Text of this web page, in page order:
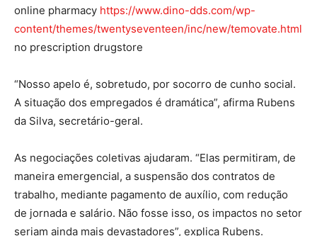
online pharmacy https://www.dino-dds.com/wp-
content/themes/twentyseventeen/inc/new/temovate.html
no prescription drugstore
“Nosso apelo é, sobretudo, por socorro de cunho social.
A situação dos empregados é dramática”, afirma Rubens
da Silva, secretário-geral.
As negociações coletivas ajudaram. “Elas permitiram, de
maneira emergencial, a suspensão dos contratos de
trabalho, mediante pagamento de auxílio, com redução
de jornada e salário. Não fosse isso, os impactos no setor
seriam ainda mais devastadores”, explica Rubens.